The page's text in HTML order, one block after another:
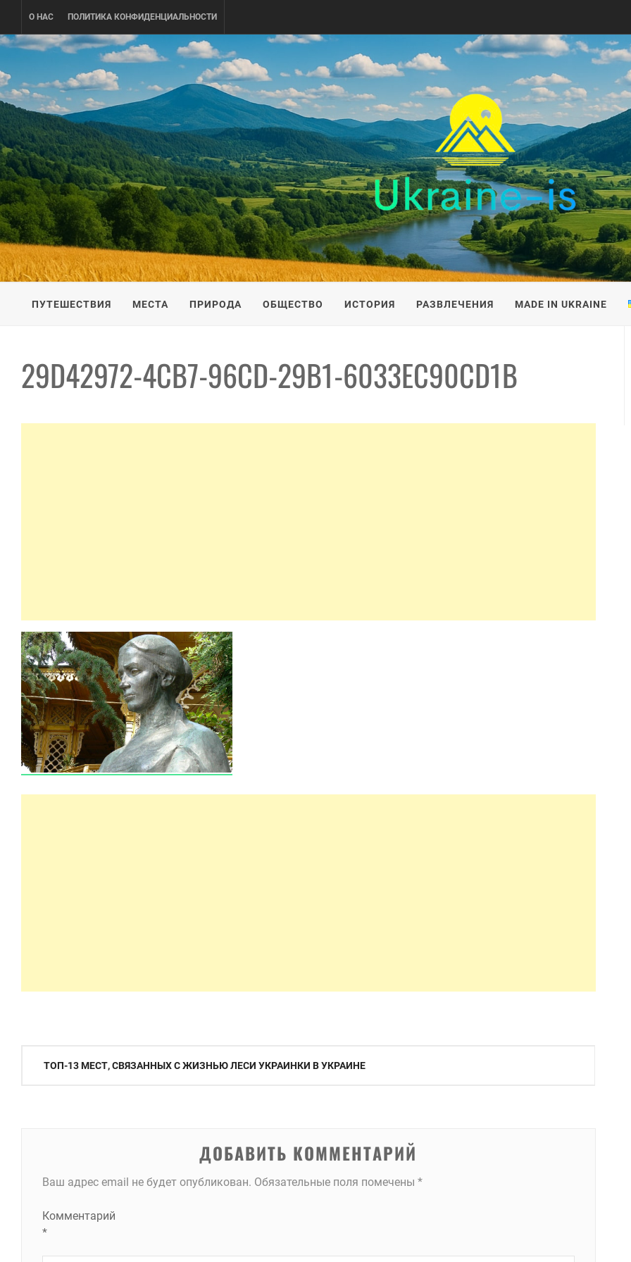
content
О НАС ПОЛИТИКА КОНФИДЕНЦИАЛЬНОСТИ
UKRAINE-IS
ПУТЕШЕСТВИЕ ПО УКРАИНЕ
ПУТЕШЕСТВИЯ МЕСТА ПРИРОДА ОБЩЕСТВО ИСТОРИЯ РАЗВЛЕЧЕНИЯ MADE IN UKRAINE
29D42972-4CB7-96CD-29B1-6033EC90CD1B
Навигация
ТОП-13 МЕСТ, СВЯЗАННЫХ С ЖИЗНЬЮ ЛЕСИ УКРАИНКИ В УКРАИНЕ
ДОБАВИТЬ КОММЕНТАРИЙ
Ваш адрес email не будет опубликован. Обязательные поля помечены *
Комментарий
*